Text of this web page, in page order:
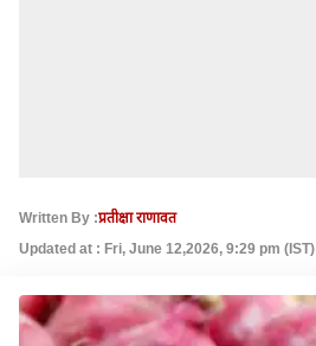
Written By :प्रतीक्षा राणावत
Updated at : Fri, June 12,2026, 9:29 pm (IST)